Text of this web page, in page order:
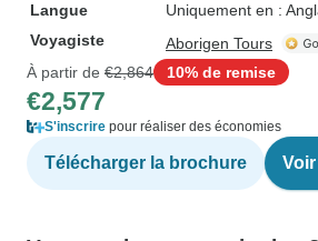
Langue
Uniquement en :
Voyagiste
Aborigen Tours
À partir de €2,864 10% de remise
€2,577
S'inscrire pour réaliser des économies
Télécharger la brochure